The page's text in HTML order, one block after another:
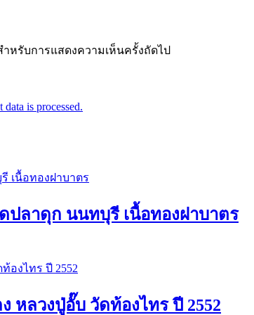
หรับการแสดงความเห็นครั้งถัดไป
is processed.
ลาดุก นนทบุรี เนื้อทองฝาบาตร
หลวงปู่อั๊บ วัดท้องไทร ปี 2552